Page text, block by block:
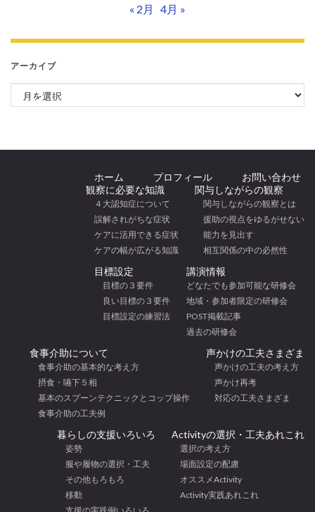
« 2月
4月 »
アーカイブ
アーカイブ
ホーム プロフィール
お問い合わせ
観察に必要な知識
４大認知症について
誤解されがちな症状
ケアに活用できる症状
ケアの幅が広がる知識
関与しながらの観察
関与しながらの観察とは
援助の視点をゆるがせない
能力を見出す
相互関係の中の必然性
目標設定
目標の３要件
良い目標の３要件
目標設定の練習法
講演情報
どなたでも参加可能な研修会
地域・参加者限定の研修会
POST掲載記事
過去の研修会
食事介助について
食事介助の基本的な考え方
摂食・嚥下５相
基本のスプーンテクニックとコップ操作
食事介助の工夫例
声かけの工夫さまざま
声かけの工夫の考え方
声かけ再考
対応の工夫さまざま
暮らしの支援いろいろ
姿勢
服や履物の選択・工夫
その他もろもろ
移動
Activityの選択・工夫あれこれ
選択の考え方
場面設定の配慮
オススメActivity
Activity実践あれこれ